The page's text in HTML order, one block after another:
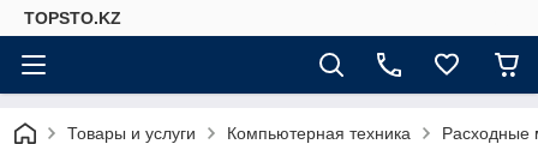
TOPSTO.KZ
Товары и услуги Компьютерная техника Расходные